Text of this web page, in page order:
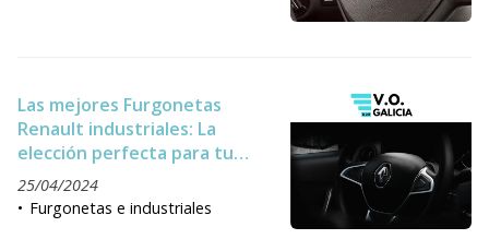
Las mejores Furgonetas
Renault industriales: La
elección perfecta para tu
empresa
25/04/2024
Furgonetas e industriales